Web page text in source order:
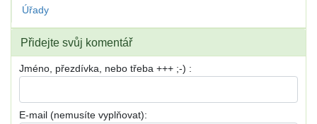
Úřady
Přidejte svůj komentář
Jméno, přezdívka, nebo třeba +++ ;-) :
E-mail (nemusíte vyplňovat):